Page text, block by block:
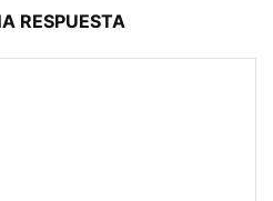
RESPUESTA